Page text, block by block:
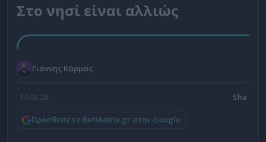
Στο νησί είναι αλλιώς
Γιάννης Κάρμας
14.03.26
Πρόσθεσε το BetMatrix.gr στην Google